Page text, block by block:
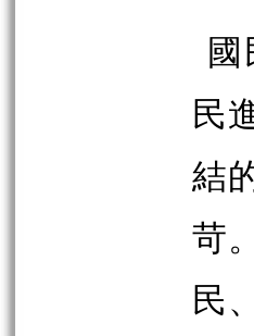
民
結
苛
民